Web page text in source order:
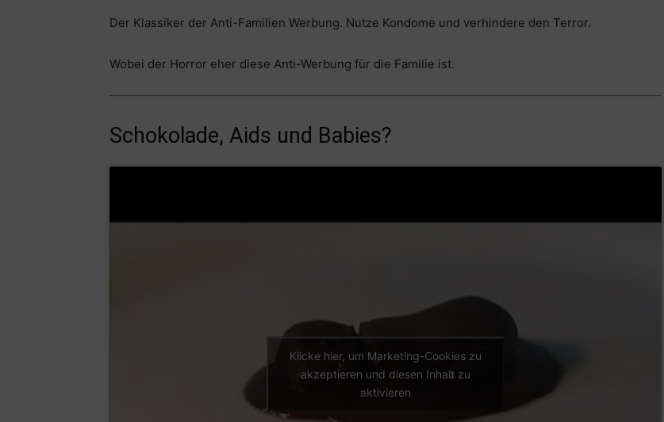
Der Klassiker der Anti-Familien Werbung. Nutze Kondome und verhindere den Terror.
Wobei der Horror eher diese Anti-Werbung für die Familie ist.
Schokolade, Aids und Babies?
Klicke hier, um Marketing-Cookies zu
akzeptieren und diesen Inhalt zu
aktivieren